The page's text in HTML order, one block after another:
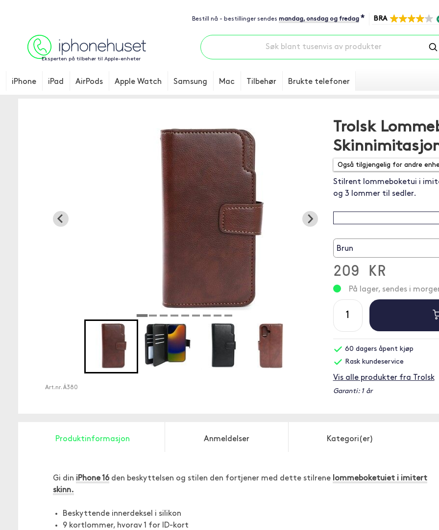
Bestill nå - bestillinger sendes mandag, onsdag og fredag * BRA
Eksperten på tilbehør til Apple-enheter
iPhone iPad AirPods Apple Watch Samsung Mac Tilbehør Brukte telefoner
Art.nr. Ä380
Trolsk
Stilrent lommeboketui i
og 3 lommer til sedler.
Brun
209 KR
På lager, sendes i
60 dagers åpent kjøp
Rask kundeservice
Vis alle produkter fra Trolsk
Garanti: 1 år
Produktinformasjon Anmeldelser Kategori(er)
Gi din iPhone 16den beskyttelsen og stilen den fortjener med dette stilrene lommeboketuiet i imitert
skinn.
Beskyttende innerdeksel i silikon
9 kortlommer, hvorav 1 for ID-kort